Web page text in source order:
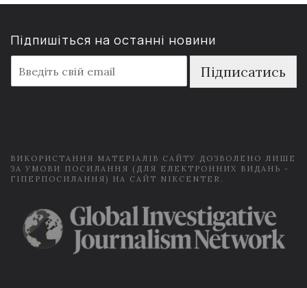
Підпишіться на останні новини
m
a
Підписатись
ВИКОРИСТАННЯ МАТЕРІАЛІВ САЙТУ ДОЗВОЛЕНО ЛИШЕ
ЗА УМОВИ ПОСИЛАННЯ (ДЛЯ ЕЛЕКТРОННИХ ВИДАНЬ -
ГІПЕРПОСИЛАННЯ) НА САЙТ NIKCENTER.